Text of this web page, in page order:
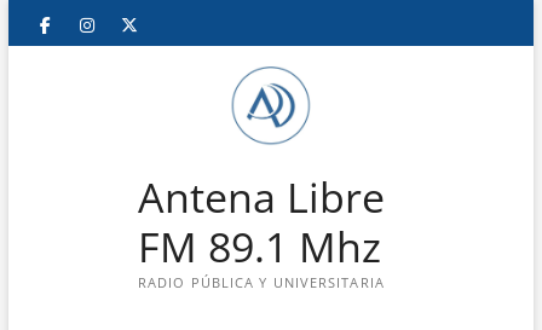
Saltar
FacebookInstagram
Antena Libre
FM 89.1 Mhz
RADIO PÚBLICA Y UNIVERSITARIA